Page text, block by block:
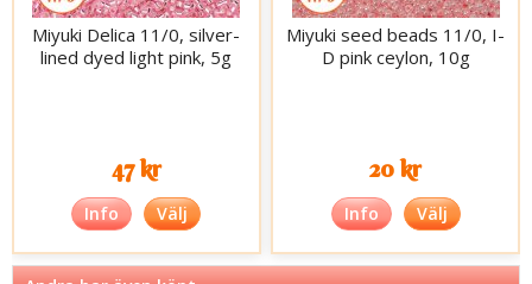
Miyuki Delica 11/0, silver-
lined dyed light pink, 5g
47 kr
Info Välj
Miyuki seed beads 11/0, I-
D pink ceylon, 10g
20 kr
Info Välj